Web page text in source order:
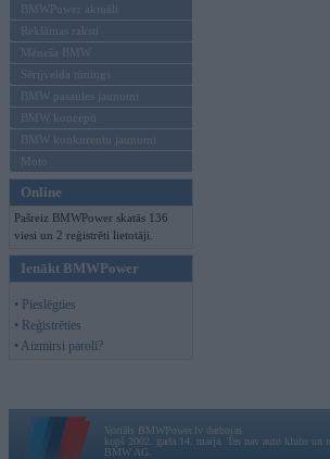
BMWPower aktuāli
Reklāmas raksti
Mēneša BMW
Sērijveida tūnings
BMW pasaules jaunumi
BMW koncepti
BMW konkurentu jaunumi
Moto
Online
Pašreiz BMWPower skatās 136
viesi un 2 reģistrēti lietotāji.
Ienākt BMWPower
• Pieslēgties
• Reģistrēties
• Aizmirsi paroli?
Vortāls BMWPower.lv darbojas
kopš 2002. gada 14. maija. Tas nav auto klubs un
BMW AG.